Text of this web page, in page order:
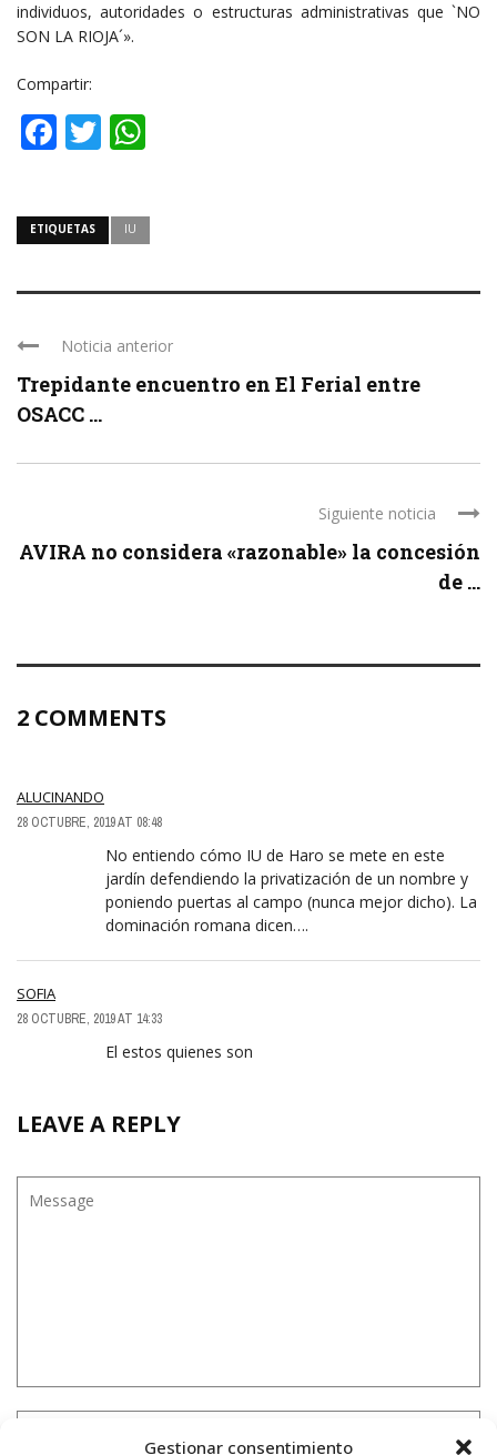
Gestionar consentimiento
individuos, autoridades o estructuras administrativas que `NO
SON LA RIOJA´».
Compartir:
Facebook
Twitter
ETIQUETAS IU
Noticia anterior
Trepidante encuentro en El Ferial entre
OSACC ...
Siguiente noticia
AVIRA no considera «razonable» la concesión
de ...
2 COMMENTS
ALUCINANDO
28 OCTUBRE, 2019 AT 08:48
No entiendo cómo IU de Haro se mete en este
jardín defendiendo la privatización de un nombre y
poniendo puertas al campo (nunca mejor dicho). La
dominación romana dicen….
SOFIA
28 OCTUBRE, 2019 AT 14:33
El estos quienes son
LEAVE A REPLY